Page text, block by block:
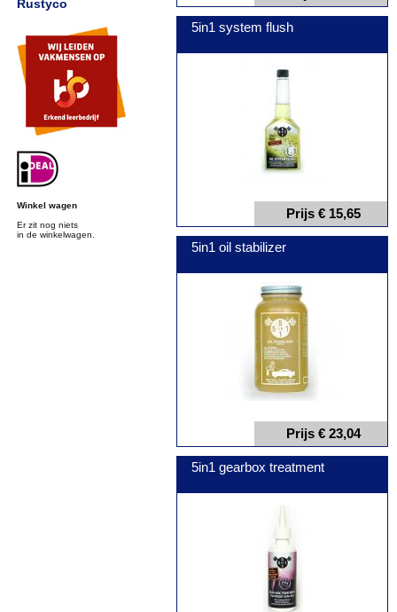
Rustyco
Winkel wagen
Er zit nog niets
in de winkelwagen.
5in1 system flush
Prijs € 15,65
5in1 oil stabilizer
Prijs € 23,04
5in1 gearbox treatment